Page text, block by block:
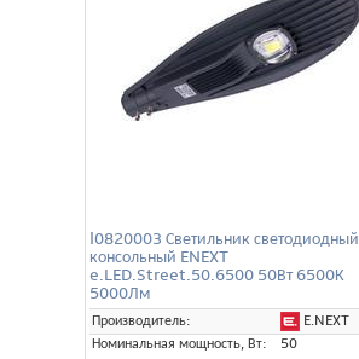
l0820003 Светильник светодиодный
консольный ENEXT
e.LED.Street.50.6500 50Вт 6500К
5000Лм
Производитель:
E.NEXT
Номинальная мощность, Вт:
50